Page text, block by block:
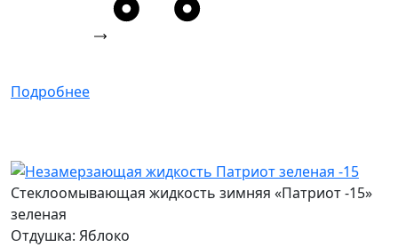
Подробнее
Стеклоомывающая жидкость зимняя «Патриот -15»
зеленая
Отдушка: Яблоко